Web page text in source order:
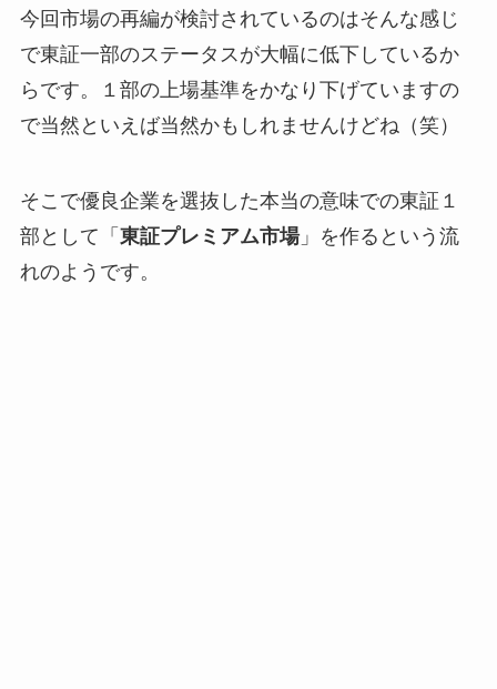
今回市場の再編が検討されているのはそんな感じ
で東証一部のステータスが大幅に低下しているか
らです。１部の上場基準をかなり下げていますの
で当然といえば当然かもしれませんけどね（笑）
そこで優良企業を選抜した本当の意味での東証１
部として「 東証プレミアム市場」を作るという流
れのようです。